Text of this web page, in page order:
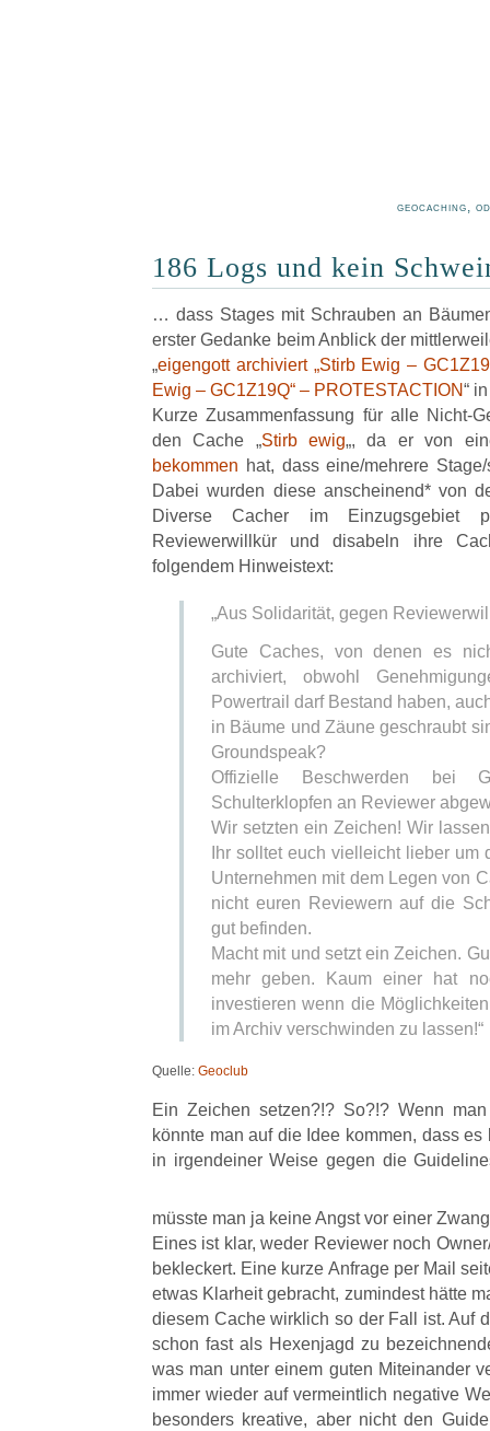
geocaching,
186 Logs und kein
… dass Stages mit Schrauben an
erster Gedanke beim Anblick der
„eigengott archiviert „Stirb Ewig –
Ewig – GC1Z19Q“ – PROTESTACTION“
Kurze Zusammenfassung für alle Nicht-
den Cache „Stirb ewig„, da er von
bekommen hat, dass eine/mehrere
Dabei wurden diese anscheinend* von
Diverse Cacher im Einzugsgebiet
Reviewerwillkür und disabeln ihre
folgendem Hinweistext:
„Aus Solidarität, gegen
Gute Caches, von denen es
archiviert, obwohl
Powertrail darf Bestand haben,
in Bäume und Zäune geschraubt
Groundspeak?
Offizielle Beschwerden bei
Schulterklopfen an Reviewer
Wir setzten ein Zeichen! Wir
Ihr solltet euch vielleicht lieber um
Unternehmen mit dem Legen von
nicht euren Reviewern auf die
gut befinden.
Macht mit und setzt ein Zeichen.
mehr geben. Kaum einer hat
investieren wenn die
im Archiv verschwinden zu lassen!“
Quelle: Geoclub
Ein Zeichen setzen?!? So?!? Wenn
könnte man auf die Idee kommen, dass
in irgendeiner Weise gegen die
müsste man ja keine Angst vor einer
Eines ist klar, weder Reviewer noch
bekleckert. Eine kurze Anfrage per Mail
etwas Klarheit gebracht, zumindest hätte
diesem Cache wirklich so der Fall ist. Auf
schon fast als Hexenjagd zu
was man unter einem guten Miteinander
immer wieder auf vermeintlich negative
besonders kreative, aber nicht den